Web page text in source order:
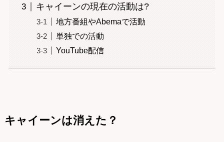
キャイーンの現在の活動は?
地方番組やAbemaで活動
単独での活動
YouTube配信
キャイーンは消えた？